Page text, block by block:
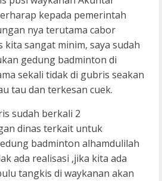
kepada pemerintah
nya terutama cabor
sangat minim, saya sudah
gedung badminton di
sekali tidak di gubris seakan
tau dan terkesan cuek.
sudah berkali 2
dinas terkait untuk
badminton alhamdulilah
ada realisasi ,jika kita ada
tangkis di waykanan akan